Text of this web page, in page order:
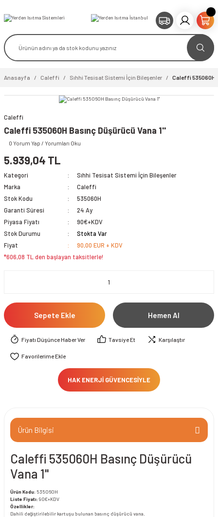
Anasayfa Caleffi Sıhhi Tesisat Sistemi İçin Bileşenler Caleffi 535060H
video izle
Caleffi
Caleffi 535060H Basınç Düşürücü Vana 1''
0 Yorum Yap / Yorumları Oku
5.939,04 TL
Kategori
Sıhhi Tesisat Sistemi İçin Bileşenler
Marka
Caleffi
Stok Kodu
535060H
Garanti Süresi
24 Ay
Piyasa Fiyatı
90€+KDV
Stok Durumu
Stokta Var
Fiyat
90,00 EUR + KDV
*606,08 TL den başlayan taksitlerle!
Sepete Ekle Hemen Al
Fiyatı Düşünce Haber Ver Tavsiye Et Karşılaştır
HAK ENERJİ GÜVENCESİYLE
Ürün Bilgisi
Caleffi 535060H Basınç Düşürücü
Vana 1"
Ürün Kodu: 535060H
Liste Fiyatı: 90€+KDV
Özellikler:
Dahili değiştirilebilir kartuşu bulunan basınç düşürücü vana.